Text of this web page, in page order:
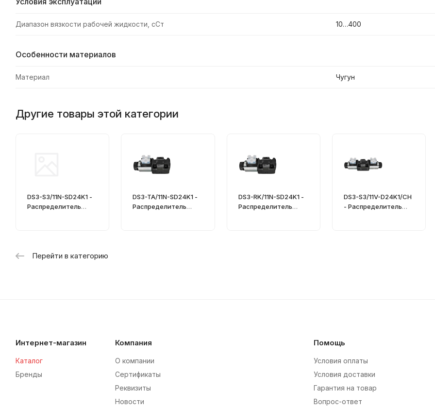
Условия эксплуатации
Диапазон вязкости рабочей жидкости, сСт 10…400
Особенности материалов
Материал Чугун
Другие товары этой категории
DS3-S3/11N-SD24K1 -
Распределитель
DS3-TA/11N-SD24K1 -
Распределитель
DS3-RK/11N-SD24K1 -
Распределитель
DS3-S3/11V-D24K1/CH
- Распределитель
Перейти в категорию
Интернет-магазин
Каталог
Бренды
Компания
О компании
Сертификаты
Реквизиты
Новости
Помощь
Условия оплаты
Условия доставки
Гарантия на товар
Вопрос-ответ